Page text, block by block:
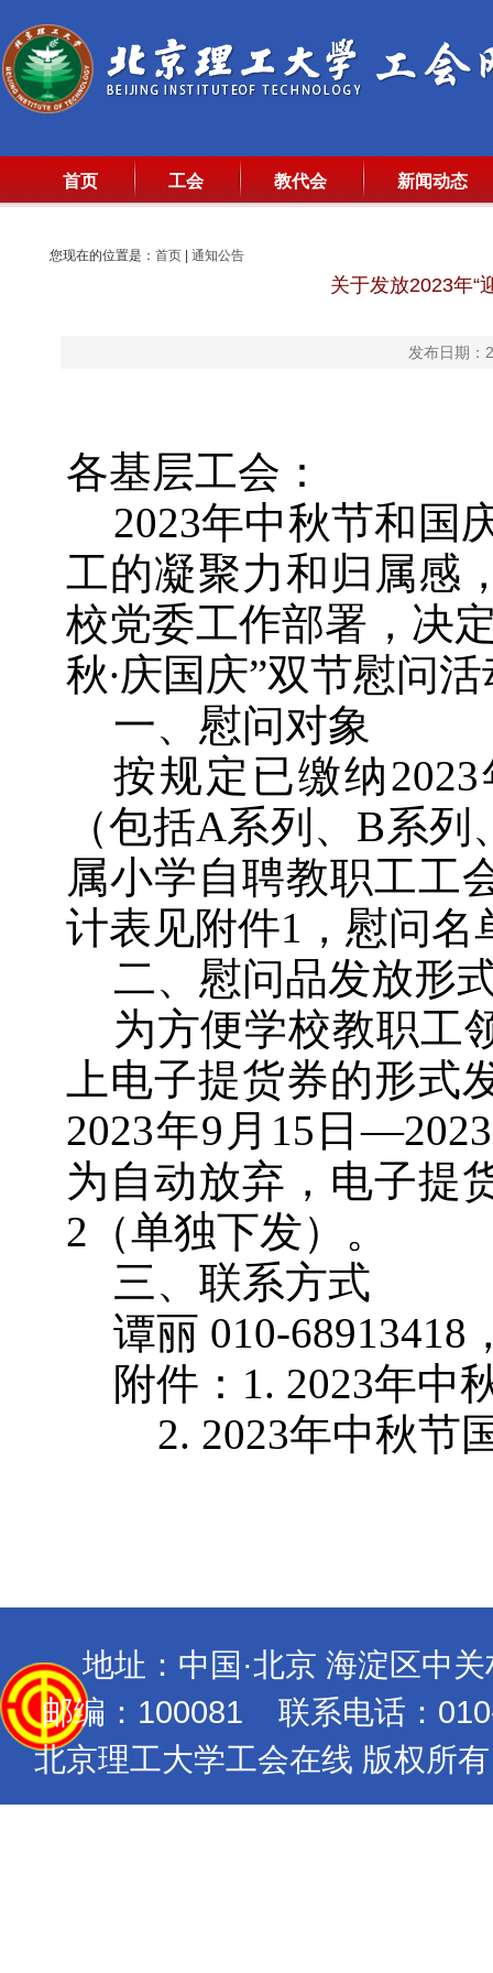
首页 工会 教代会 新闻动态
您现在的位置是： 首页 通知公告
关于发放2023年“
发布日期：
各基层工会：
2023年中秋节和国
工的凝聚力和归属感
校党委工作部署，决
秋∙庆国庆”双节慰问
一、慰问对象
按规定已缴纳
（包括A系列、B系
属小学自聘教职工工
计表见附件1，慰问名
二、慰问品发放形
为方便学校教职工
上电子提货券的形
2023年9月15日
为自动放弃，电子提
2（单独下发）。
三、联系方式
谭丽 010-68913418
附件：1. 2023年中
2. 2023年中秋节
地址：中国·北京 海淀区中
邮编：100081 联系电话：
北京理工大学工会在线 版权所